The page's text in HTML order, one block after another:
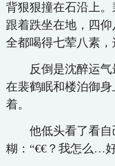
背狠狠撞在石沿上
跟着跌坐在地，四
全都喝得七荤八素，
反倒是沈醉运气
在裴鹤眠和楼泊御
着。
他低头看了看自
糊：“€€？我怎么…